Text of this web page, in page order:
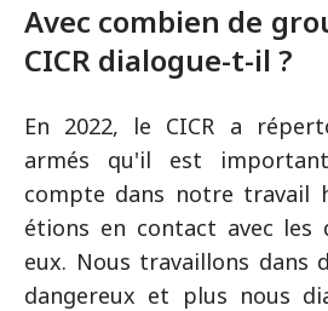
Avec combien de
CICR dialogue-t-il ?
En 2022, le CICR a
armés qu'il est
compte dans notre travail
étions en contact avec les
eux. Nous travaillons dans
dangereux et plus nous